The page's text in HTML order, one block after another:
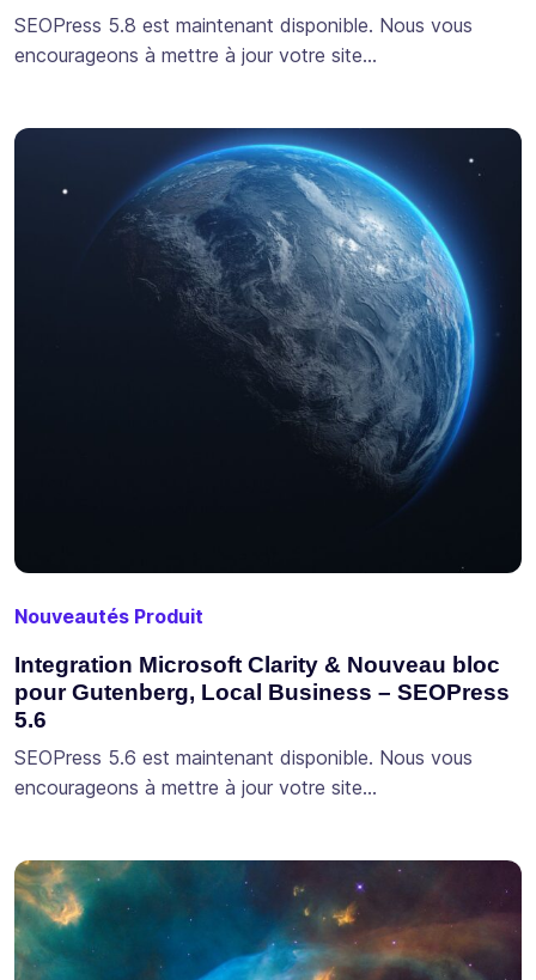
SEOPress 5.8 est maintenant disponible. Nous vous
encourageons à mettre à jour votre site…
Nouveautés Produit
Integration Microsoft Clarity & Nouveau bloc
pour Gutenberg, Local Business – SEOPress
5.6
SEOPress 5.6 est maintenant disponible. Nous vous
encourageons à mettre à jour votre site…